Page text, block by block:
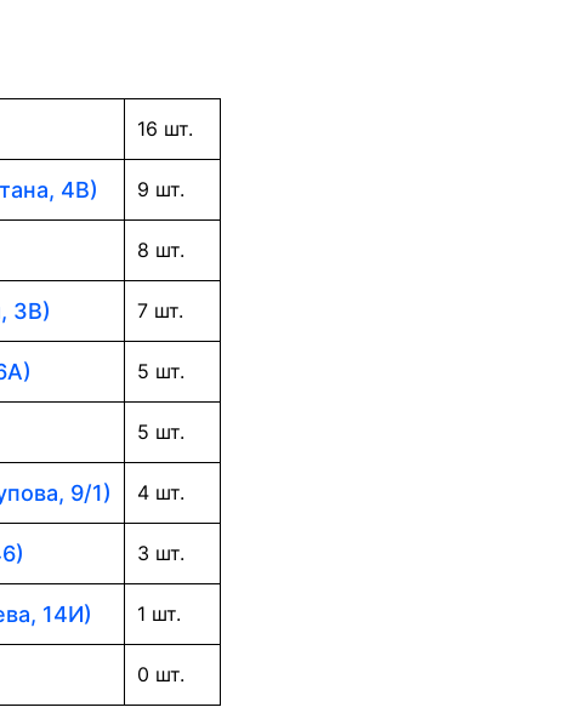
16 шт.
4В) 9 шт.
8 шт.
3В) 7 шт.
5 шт.
5 шт.
9/1) 4 шт.
3 шт.
14И) 1 шт.
0 шт.